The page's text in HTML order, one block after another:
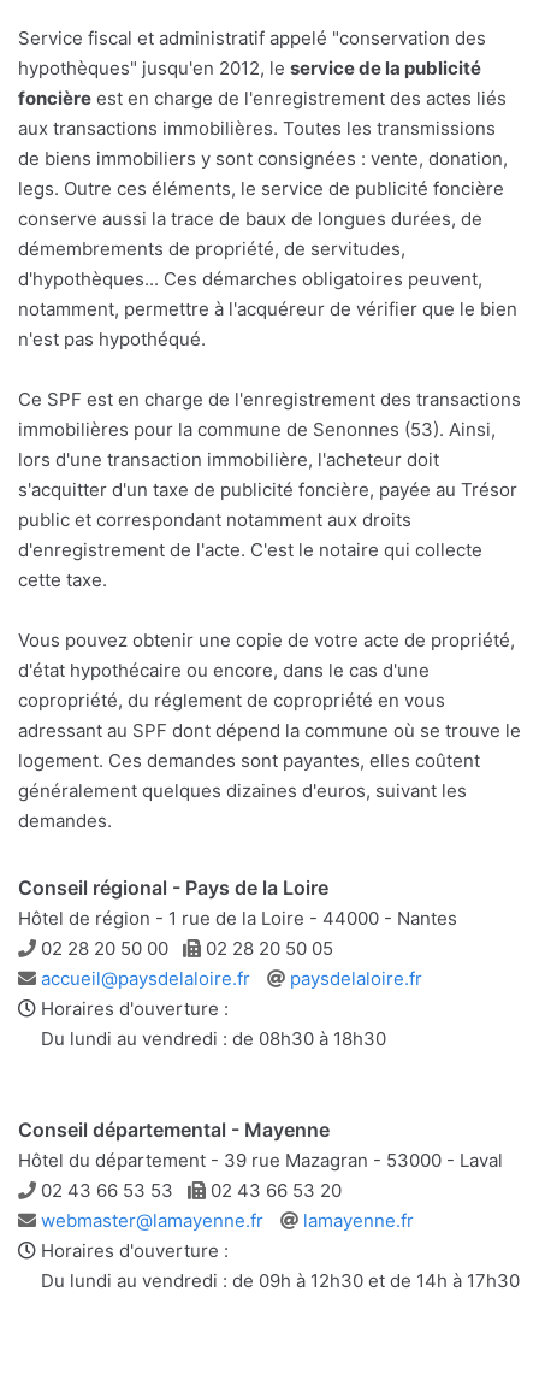
Service fiscal et administratif appelé "conservation des
hypothèques" jusqu'en 2012, le service de la publicité
foncière est en charge de l'enregistrement des actes liés
aux transactions immobilières. Toutes les transmissions
de biens immobiliers y sont consignées : vente, donation,
legs. Outre ces éléments, le service de publicité foncière
conserve aussi la trace de baux de longues durées, de
démembrements de propriété, de servitudes,
d'hypothèques... Ces démarches obligatoires peuvent,
notamment, permettre à l'acquéreur de vérifier que le bien
n'est pas hypothéqué.
Ce SPF est en charge de l'enregistrement des transactions
immobilières pour la commune de Senonnes (53). Ainsi,
lors d'une transaction immobilière, l'acheteur doit
s'acquitter d'un taxe de publicité foncière, payée au Trésor
public et correspondant notamment aux droits
d'enregistrement de l'acte. C'est le notaire qui collecte
cette taxe.
Vous pouvez obtenir une copie de votre acte de propriété,
d'état hypothécaire ou encore, dans le cas d'une
copropriété, du réglement de copropriété en vous
adressant au SPF dont dépend la commune où se trouve le
logement. Ces demandes sont payantes, elles coûtent
généralement quelques dizaines d'euros, suivant les
demandes.
Conseil régional - Pays de la Loire
Hôtel de région - 1 rue de la Loire - 44000 - Nantes
Téléphone
02 28 20 50 00 Télécopie
02 28 20 50 05
Adresse
e-
mail
accueil@paysdelaloire.fr
Site
paysdelaloire.fr
Horaires d'ouverture :
Du lundi au vendredi : de 08h30 à 18h30
Conseil départemental - Mayenne
Hôtel du département - 39 rue Mazagran - 53000 - Laval
Téléphone
02 43 66 53 53 Télécopie
02 43 66 53 20
Adresse
e-
mail
webmaster@lamayenne.fr
Site
lamayenne.fr
Horaires d'ouverture :
Du lundi au vendredi : de 09h à 12h30 et de 14h à 17h30